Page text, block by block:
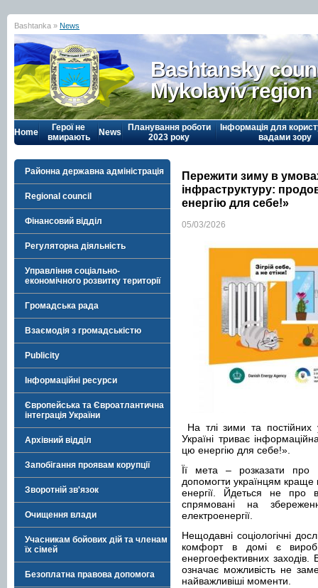
Bashtanka » News
Bashtansky
Mykolayiv region
Home
Герої не
вмирають
News
Планування роботи
2023 року
Інформація для
вадами зору
Районна державна адміністрація
Regional council
Фінансовий відділ
Регуляторна діяльність
Управління соціально-
економічного розвитку території
Громадська рада
Взаємодія з громадськістю
Publicity
Інформаційні ресурси
Європейська та Євроатлантична
інтеграція України
Архівний відділ
Запобігання проявам корупції
Зворотній зв'язок
Очищення влади
Учасникам бойових дій та членам
їх сімей
Безоплатна правова допомога
Пережити зиму в
інфраструктуру:
енергію для себе!»
05/03/2026
На тлі зими та постійних
Україні триває
цю енергію для себе!».
Її мета – розказати про
допомогти українцям краще
енергії. Йдеться не про
спрямовані на
електроенергії.
Нещодавні соціологічні
комфорт в домі є
енергоефективних заходів.
означає можливість не
найважливіші моменти.